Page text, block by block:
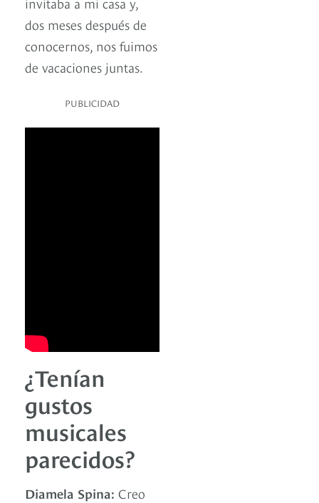
dos meses después de
conocernos, nos fuimos
de vacaciones juntas.
PUBLICIDAD
¿Tenían
gustos
musicales
parecidos?
Diamela Spina: Creo